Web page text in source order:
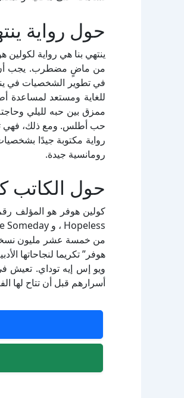
حول رواية
ينتهي بنا هي رواية
من ماضٍ مضطرب. يجب أن
في تطوير الشخصيات في
للغاية ومستعد
ممزق بين حبه لليلي
حب أطلس. ومع ذلك، فهي
رواية مكتوبة جيدًا
رومانسية جيدة.
حول الكاتب
هوفر” تكريما لنجاحاتها
ويو إس إيه توداي. تعيش
أسرارهم قبل أن تتاح لها